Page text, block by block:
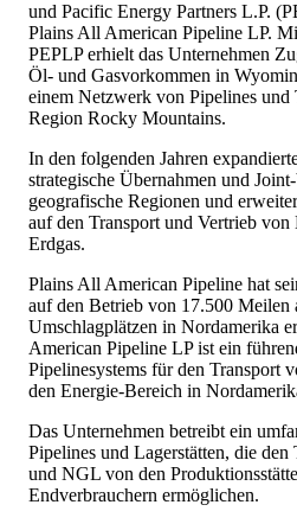
und Pacific Energy Partners L.P.
Plains All American Pipeline LP.
PEPLP erhielt das Unternehmen
Öl- und Gasvorkommen in
einem Netzwerk von Pipelines und
Region Rocky Mountains.
In den folgenden Jahren
strategische Übernahmen und
geografische Regionen und
auf den Transport und Vertrieb
Erdgas.
Plains All American Pipeline hat
auf den Betrieb von 17.500 Meilen
Umschlagplätzen in Nordamerika
American Pipeline LP ist ein
Pipelinesystems für den Transport
den Energie-Bereich in
Das Unternehmen betreibt ein
Pipelines und Lagerstätten, die
und NGL von den
Endverbrauchern ermöglichen.